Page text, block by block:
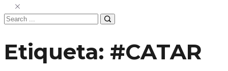
Etiqueta: #CATAR